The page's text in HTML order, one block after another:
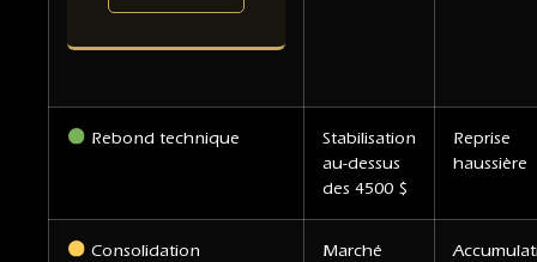
Rebond technique
Stabilisation
au-dessus
des 4500 $
Reprise
haussière
Consolidation
Marché